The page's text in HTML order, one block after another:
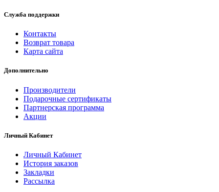
Служба поддержки
Контакты
Возврат товара
Карта сайта
Дополнительно
Производители
Подарочные сертификаты
Партнерская программа
Акции
Личный Кабинет
Личный Кабинет
История заказов
Закладки
Рассылка